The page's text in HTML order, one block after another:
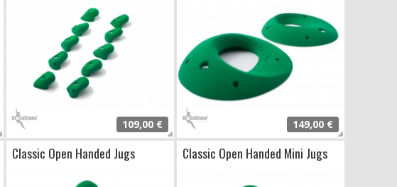
109,00 € 149,00 €
Classic Open Handed Jugs Classic Open Handed Mini Jugs